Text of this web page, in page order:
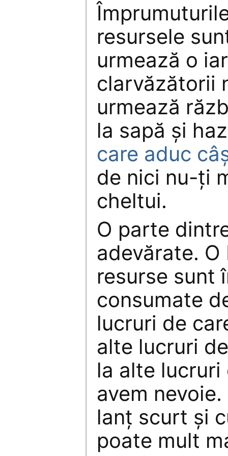
resursele
urmează o
clarvăzătorii
urmează
la sapă şi
care aduc
de nici nu-ţi
cheltui.
O parte
adevărate.
resurse sunt
consumate
lucruri de
alte lucruri
la alte
avem
lanţ scurt şi
poate mult